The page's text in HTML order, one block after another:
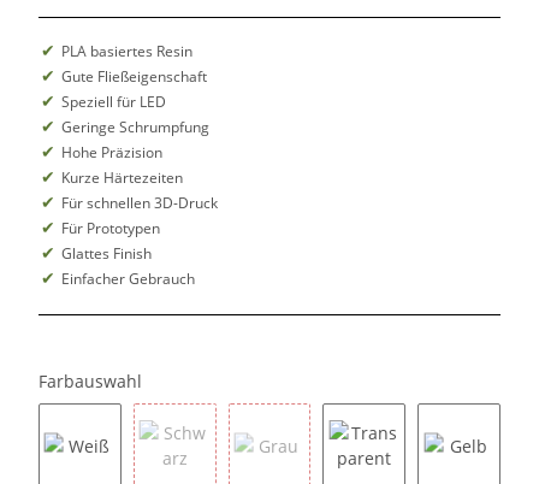
PLA basiertes Resin
Gute Fließeigenschaft
Speziell für LED
Geringe Schrumpfung
Hohe Präzision
Kurze Härtezeiten
Für schnellen 3D-Druck
Für Prototypen
Glattes Finish
Einfacher Gebrauch
Farbauswahl